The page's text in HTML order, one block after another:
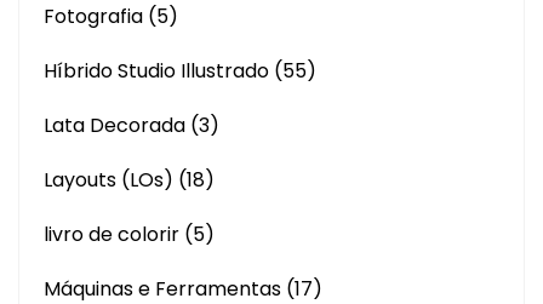
Fotografia (5)
Híbrido Studio Illustrado (55)
Lata Decorada (3)
Layouts (LOs) (18)
livro de colorir (5)
Máquinas e Ferramentas (17)